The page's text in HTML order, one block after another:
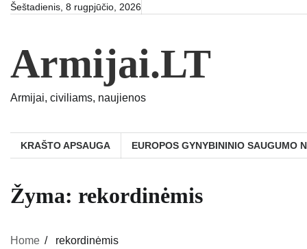
SkipŠeštadienis, 8 rugpjūčio, 2026
Armijai.LT
Armijai, civiliams, naujienos
KRAŠTO APSAUGA EUROPOS GYNYBININIO SAUGUMO
Žyma: rekordinėmis
Home rekordinėmis